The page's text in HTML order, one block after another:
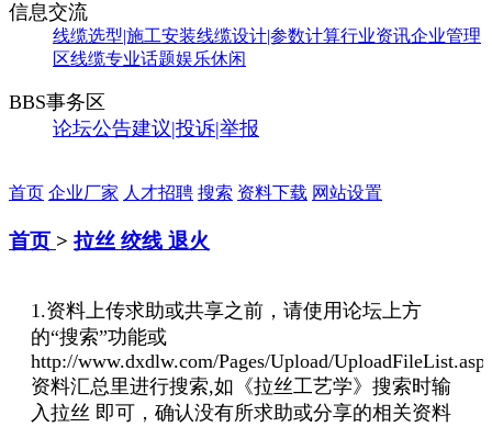
信息交流
线缆选型|施工安装线缆设计|参数计算行业资讯企业管理
区线缆专业话题娱乐休闲
BBS事务区
论坛公告建议|投诉|举报
首页 企业厂家 人才招聘 搜索 资料下载 网站设置
首页 > 拉丝 绞线 退火
1.资料上传求助或共享之前，请使用论坛上方
的“搜索”功能或
http://www.dxdlw.com/Pages/Upload/
资料汇总里进行搜索,如《拉丝工艺学》搜索时输
入拉丝 即可，确认没有所求助或分享的相关资料